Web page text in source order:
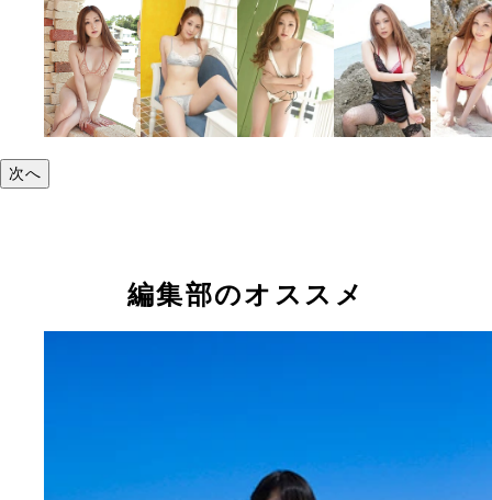
次へ
編集部のオススメ